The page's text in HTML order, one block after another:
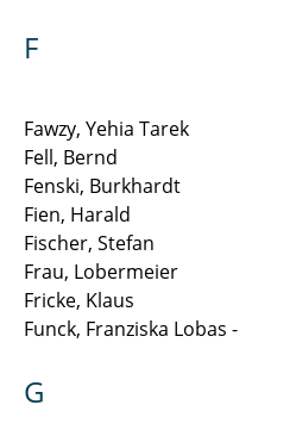
F
Fawzy, Yehia Tarek
Fell, Bernd
Fenski, Burkhardt
Fien, Harald
Fischer, Stefan
Frau, Lobermeier
Fricke, Klaus
Funck, Franziska Lobas -
G